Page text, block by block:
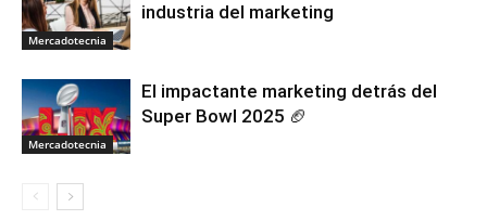
Mercadotecnia
industria del marketing
Mercadotecnia
El impactante marketing detrás del
Super Bowl 2025 🏈